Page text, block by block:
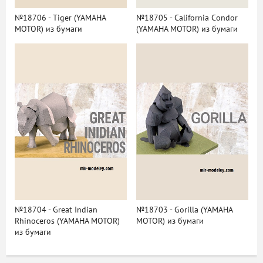
№18706 - Tiger (YAMAHA
MOTOR) из бумаги
№18705 - California Condor
(YAMAHA MOTOR) из бумаги
№18704 - Great Indian
Rhinoceros (YAMAHA MOTOR)
из бумаги
№18703 - Gorilla (YAMAHA
MOTOR) из бумаги